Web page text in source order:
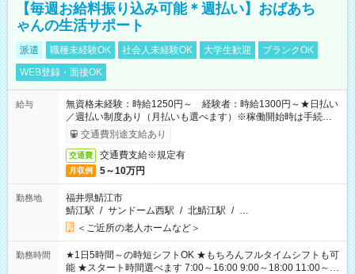
【毎週お給料振り込み可能＊週払い】おばあち
ゃんの生活サポート
派遣 職種未経験OK 社会人未経験OK 大学生歓迎
ブランクOK
WEB登録・面接OK
給与
無資格未経験：時給1250円～ 経験者：時給1300円～★日払い
／週払い制度あり（月払いも選べます）※稼働開始時は手続き完
了次第のお支払いとなります。
交通費別途支給あり
交通費 交通費支給※規定有
月収例 5～10万円
勤務地
福井県鯖江市
鯖江駅 / サンドーム西駅 / 北鯖江駅 / …
＜ご近所の老人ホームなど＞
勤務時間
★1日5時間～の時短シフトOK ★もちろんフルタイムシフトも可
能 ★スタート時間選べます 7:00～16:00 9:00～18:00 11:00～